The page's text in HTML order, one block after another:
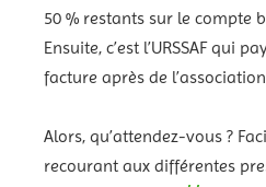
50 % restants sur le compte
Ensuite, c’est l’URSSAF qui
facture après de
Alors, qu’attendez-vous ?
recourant aux différentes